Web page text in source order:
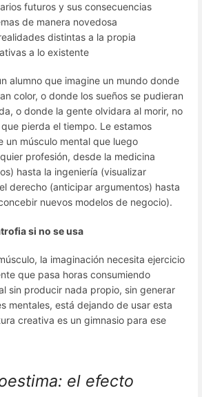
futuros y sus consecuencias
de manera novedosa
distintas a la propia
a lo existente
alumno que imagine un mundo donde
color, o donde los sueños se pudieran
o donde la gente olvidara al morir, no
pierda el tiempo. Le estamos
un músculo mental que luego
profesión, desde la medicina
hasta la ingeniería (visualizar
derecho (anticipar argumentos) hasta
nuevos modelos de negocio).
si no se usa
la imaginación necesita ejercicio
que pasa horas consumiendo
sin producir nada propio, sin generar
mentales, está dejando de usar esta
creativa es un gimnasio para ese
el efecto